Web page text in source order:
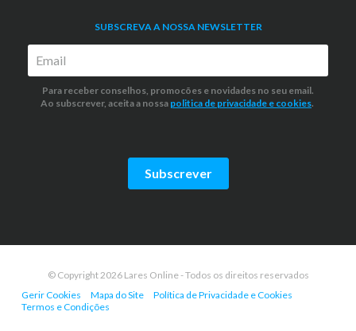
SUBSCREVA A NOSSA NEWSLETTER
Para receber conselhos, promocões e novidades no seu email.
Ao subscrever, aceita a nossa politica de privacidade e cookies.
Subscrever
© Copyright 2026 Lares Online - Todos os direitos reservados
Gerir Cookies
Mapa do Site
Política de Privacidade e Cookies
Termos e Condições